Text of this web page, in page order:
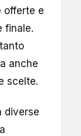
offerte e
finale.
anche
scelte.
diverse